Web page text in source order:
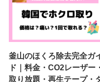
釜山のほくろ除去完全ガ
ド｜料金・CO2レーザー・
取り放題・再生テープ・